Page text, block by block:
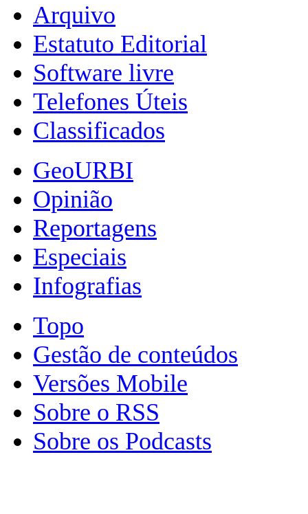
Arquivo
Estatuto Editorial
Software livre
Telefones Úteis
Classificados
GeoURBI
Opinião
Reportagens
Especiais
Infografias
Topo
Gestão de conteúdos
Versões Mobile
Sobre o RSS
Sobre os Podcasts